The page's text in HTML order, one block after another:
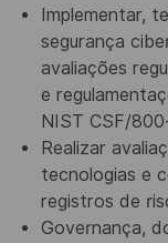
Implementar,
segurança
avaliações
e
NIST CSF/
Realizar
tecnologias e
registros de
Governança,